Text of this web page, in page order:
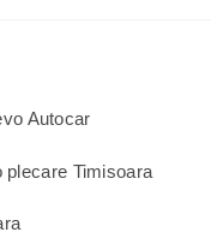
Autocar
plecare Timisoara